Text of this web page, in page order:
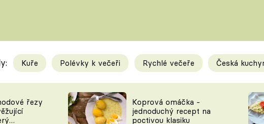
Tipy a triky
KAM ZA JÍDLEM
Kuře Polévky k večeři Rychlé večeře Česká
řezy
Koprová omáčka -
jednoduchý recept na
poctivou klasiku